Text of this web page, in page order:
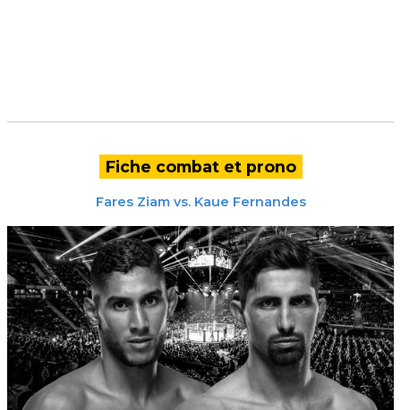
Fiche combat et prono
Fares Ziam vs. Kaue Fernandes